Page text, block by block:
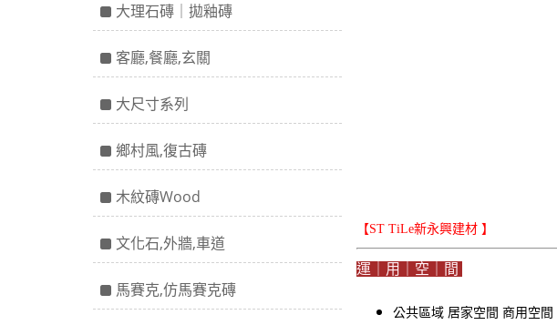
大理石磚｜拋釉磚
客廳,餐廳,玄關
大尺寸系列
鄉村風,復古磚
木紋磚Wood
文化石,外牆,車道
馬賽克,仿馬賽克磚
【ST TiLe新永興建材 】
運｜用｜空｜間
公共區域 居家空間商用空間